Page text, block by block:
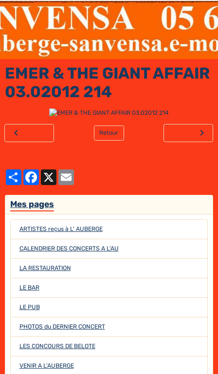
EMER & THE GIANT AFFAIR
03.02012 214
Retour
PartagerFacebook
X
Mes pages
ARTISTES reçus à L' AUBERGE
CALENDRIER DES CONCERTS A L'AU
LA RESTAURATION
LE BAR
LE PUB
PHOTOS du DERNIER CONCERT
LES CONCOURS DE BELOTE
VENIR A L'AUBERGE